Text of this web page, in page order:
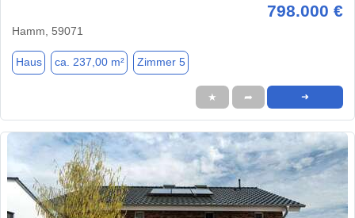
798.000 €
Hamm, 59071
Haus ca. 237,00 m² Zimmer 5
★ ➦ ➜